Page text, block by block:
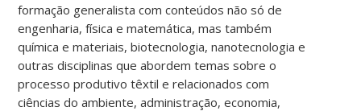
formação generalista com conteúdos não só de
engenharia, física e matemática, mas também
química e materiais, biotecnologia, nanotecnologia e
outras disciplinas que abordem temas sobre o
processo produtivo têxtil e relacionados com
ciências do ambiente, administração, economia,